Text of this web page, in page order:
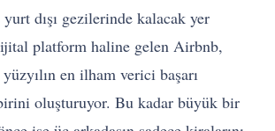
dışı gezilerinde kalacak yer
platform haline gelen Airbnb,
en ilham verici başarı
oluşturuyor. Bu kadar büyük bir